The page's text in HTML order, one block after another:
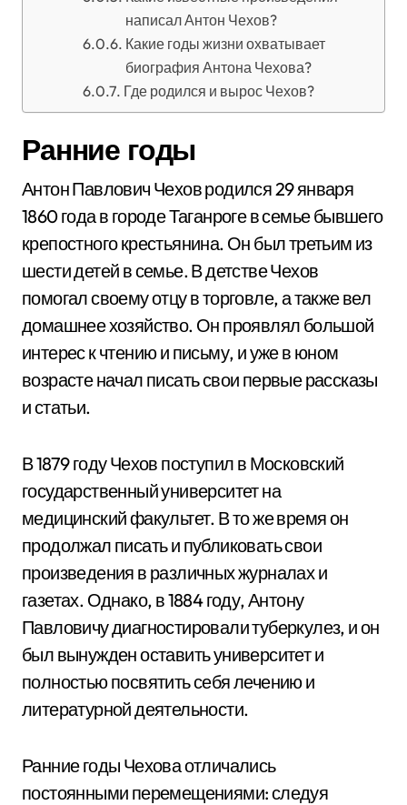
написал Антон Чехов?
Какие годы жизни охватывает
биография Антона Чехова?
Где родился и вырос Чехов?
Ранние годы
Антон Павлович Чехов родился 29 января
1860 года в городе Таганроге в семье бывшего
крепостного крестьянина. Он был третьим из
шести детей в семье. В детстве Чехов
помогал своему отцу в торговле, а также вел
домашнее хозяйство. Он проявлял большой
интерес к чтению и письму, и уже в юном
возрасте начал писать свои первые рассказы
и статьи.
В 1879 году Чехов поступил в Московский
государственный университет на
медицинский факультет. В то же время он
продолжал писать и публиковать свои
произведения в различных журналах и
газетах. Однако, в 1884 году, Антону
Павловичу диагностировали туберкулез, и он
был вынужден оставить университет и
полностью посвятить себя лечению и
литературной деятельности.
Ранние годы Чехова отличались
постоянными перемещениями: следуя